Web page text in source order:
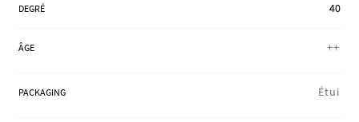
COFFRETS & CADEAUX
DEGRÉ 40
ÂGE ++
PACKAGING Étui